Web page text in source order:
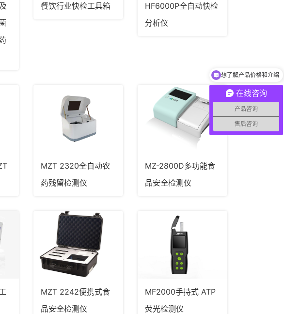
餐饮行业快检工具箱
HF6000P全自动快检
分析仪
MZT 2320全自动农
药残留检测仪
MZ-2800D多功能食
品安全检测仪
MZT 2242便携式食
品安全检测仪
MF2000手持式 ATP
荧光检测仪
在线咨询
产品咨询
售后咨询
想了解产品价格和介绍